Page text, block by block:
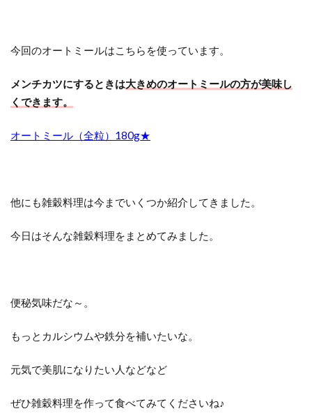
今回のオートミールはこちらを使っています。
メンチカツにするときは大きめのオートミールの方が美味し
くできます。
オートミール（全粒）180g★
他にも雑穀料理は今までいくつか紹介してきました。
今日はそんな雑穀料理をまとめてみました。
便秘気味だな～。
もっとカルシウムや鉄分を補いたいな。
元気で美肌になりたい人などなど
ぜひ雑穀料理を作って食べてみてくださいね♪